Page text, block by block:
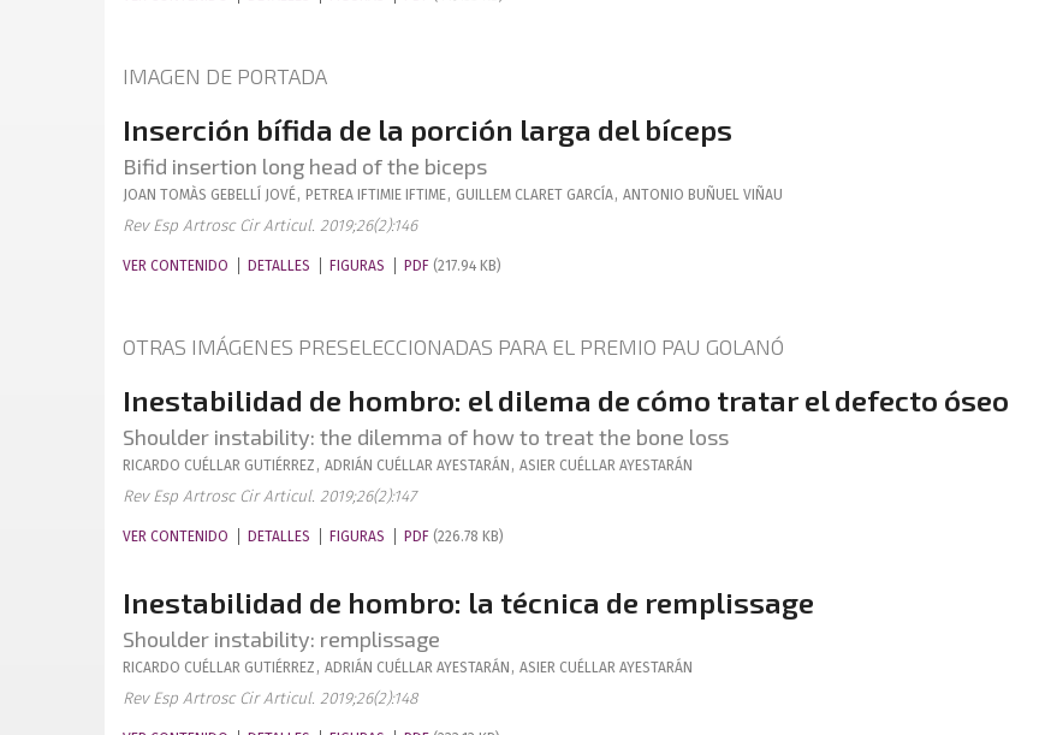
IMAGEN DE PORTADA
Inserción bífida de la porción larga del bíceps
Bifid insertion long head of the biceps
JOAN TOMÀS GEBELLÍ JOVÉ, PETREA IFTIMIE IFTIME, GUILLEM CLARET GARCÍA, ANTONIO BUÑUEL VIÑAU
Rev Esp Artrosc Cir Articul. 2019;26(2):146
VER CONTENIDO DETALLES FIGURAS PDF (217.94 KB)
OTRAS IMÁGENES PRESELECCIONADAS PARA EL PREMIO PAU GOLANÓ
Inestabilidad de hombro: el dilema de cómo tratar el defecto óseo
Shoulder instability: the dilemma of how to treat the bone loss
RICARDO CUÉLLAR GUTIÉRREZ , ADRIÁN CUÉLLAR AYESTARÁN , ASIER CUÉLLAR AYESTARÁN
Rev Esp Artrosc Cir Articul. 2019;26(2):147
VER CONTENIDO DETALLES FIGURAS PDF (226.78 KB)
Inestabilidad de hombro: la técnica de remplissage
Shoulder instability: remplissage
RICARDO CUÉLLAR GUTIÉRREZ , ADRIÁN CUÉLLAR AYESTARÁN , ASIER CUÉLLAR AYESTARÁN
Rev Esp Artrosc Cir Articul. 2019;26(2):148